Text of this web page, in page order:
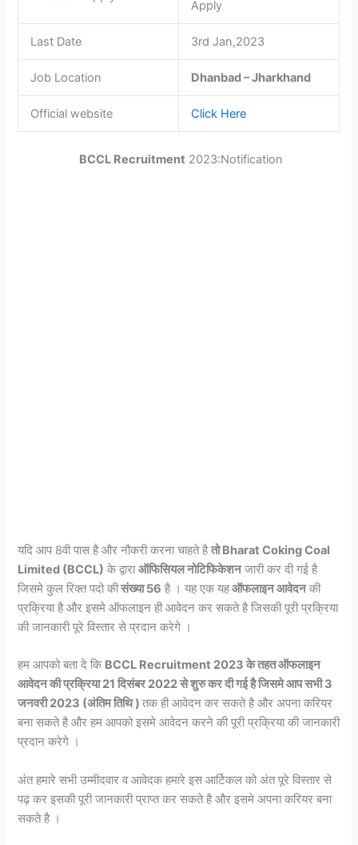
Apply
Last Date 3rd Jan,2023
Job Location Dhanbad – Jharkhand
Official website Click Here
BCCL Recruitment 2023:Notification
यदि आप 8वी पास है और नौकरी करना चाहते हैतो Bharat Coking Coal
Limited (BCCL) के द्वाराऑफिसियल नोटिफिकेशनजारी कर दी गई है
जिसमे कुल रिक्त पदो कीसंख्या 56 है । यह एक यहऑफलाइन आवेदनकी
प्रक्रिया है और इसमे ऑफलाइन ही आवेदन कर सकते है जिसकी पूरी प्रक्रिया
की जानकारी पूरे विस्तार से प्रदान करेगे ।
हम आपको बता दे कि BCCL Recruitment 2023 के तहत ऑफलाइन
आवेदन की प्रक्रिया 21 दिसंबर 2022 से शुरु कर दी गई है जिसमे आप सभी 3
जनवरी 2023 (अंतिम तिथि )तक ही आवेदन कर सकते है और अपना करियर
बना सकते है और हम आपको इसमे आवेदन करने की पूरी प्रक्रिया की जानकारी
प्रदान करेगे ।
अंत हमारे सभी उम्मीदवार व आवेदक हमारे इस आर्टिकल को अंत पूरे विस्तार से
पढ़ कर इसकी पूरी जानकारी प्राप्त कर सकते है और इसमे अपना करियर बना
सकते है ।